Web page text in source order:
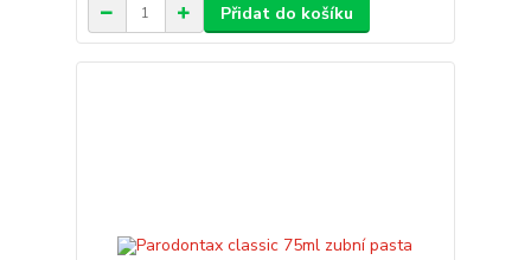
Přidat do košíku